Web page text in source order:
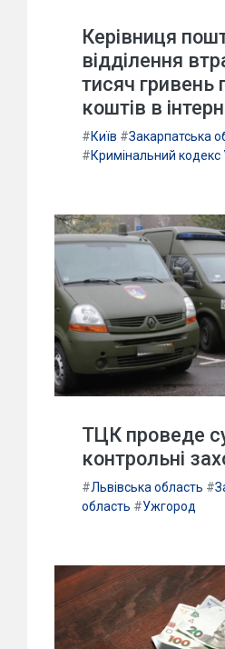
Керівниця
відділення
тисяч гривень
коштів в
#Київ #Закарпатська
#Кримінальний кодекс
ТЦК проведе
контрольні
#Львівська область #
область #Ужгород